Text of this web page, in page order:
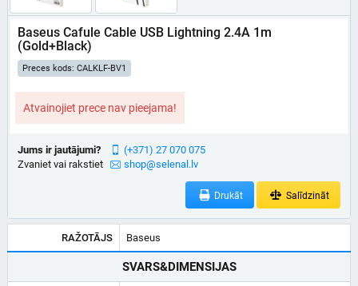
Baseus Cafule Cable USB Lightning 2.4A 1m
(Gold+Black)
Preces kods: CALKLF-BV1
Atvainojiet prece nav pieejama!
Jums ir jautājumi?
Zvaniet vai rakstiet
(+371) 27 070 075
shop@selenal.lv
Drukāt Salīdzināt
RAŽOTĀJS Baseus
SVARS&DIMENSIJAS